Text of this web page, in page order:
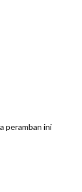
peramban ini